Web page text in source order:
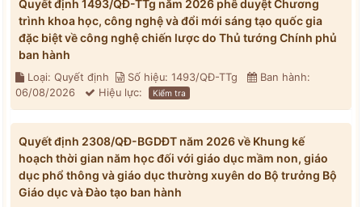
Quyết định 1493/QĐ-TTg năm 2026 phê duyệt Chương
trình khoa học, công nghệ và đổi mới sáng tạo quốc gia
đặc biệt về công nghệ chiến lược do Thủ tướng Chính phủ
ban hành
Loại: Quyết định Số hiệu: 1493/QĐ-TTg
Ban hành:
06/08/2026
Hiệu lực: Kiểm tra
Quyết định 2308/QĐ-BGDĐT năm 2026 về Khung kế
hoạch thời gian năm học đối với giáo dục mầm non, giáo
dục phổ thông và giáo dục thường xuyên do Bộ trưởng Bộ
Giáo dục và Đào tạo ban hành